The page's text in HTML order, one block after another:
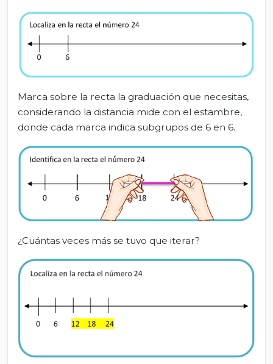
Marca sobre la recta la graduación que necesitas,
considerando la distancia mide con el estambre,
donde cada marca indica subgrupos de 6 en 6.
¿Cuántas veces más se tuvo que iterar?